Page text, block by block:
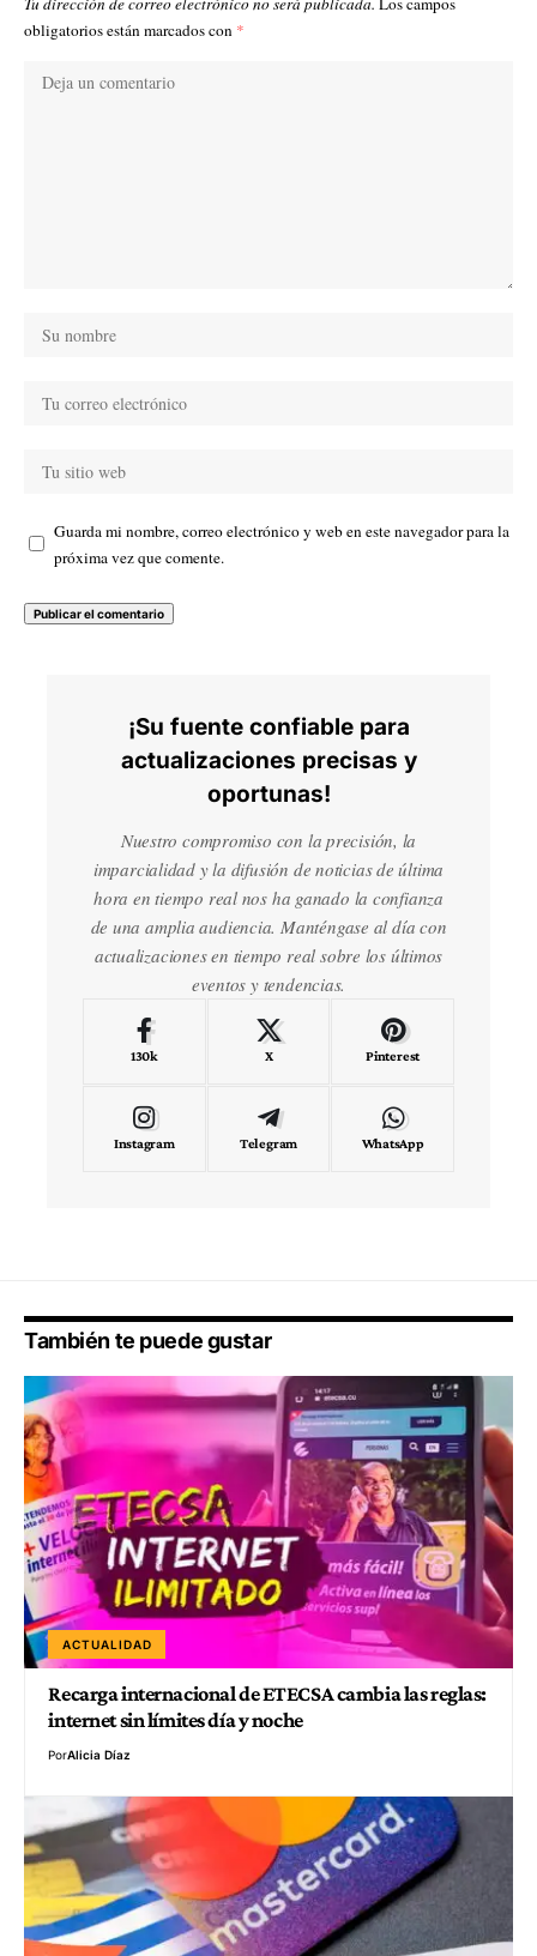
obligatorios están marcados con *
Guarda mi nombre, correo electrónico y web en este navegador para la
próxima vez que comente.
¡Su fuente confiable para
actualizaciones precisas y
oportunas!
Nuestro compromiso con la precisión, la
imparcialidad y la difusión de noticias de última
hora en tiempo real nos ha ganado la confianza
de una amplia audiencia. Manténgase al día con
actualizaciones en tiempo real sobre los últimos
eventos y tendencias.
130k X Pinterest
Instagram Telegram WhatsApp
También te puede gustar
ACTUALIDAD
Recarga internacional de ETECSA cambia las reglas:
internet sin límites día y noche
PorAlicia Díaz